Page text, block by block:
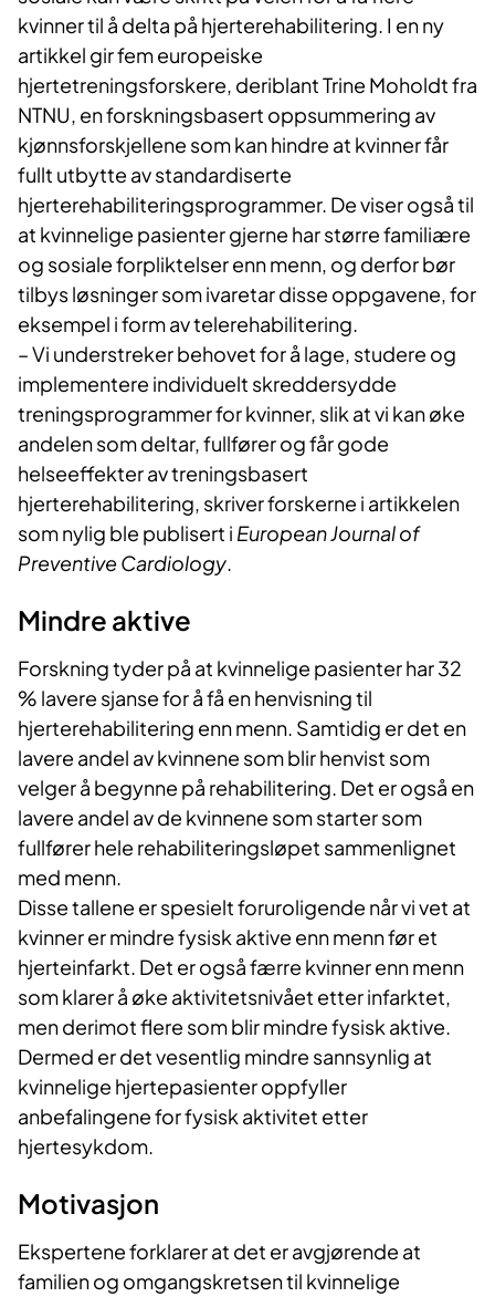
kvinner til å delta på hjerterehabilitering. I en ny
artikkel gir fem europeiske
hjertetreningsforskere, deriblant Trine Moholdt fra
NTNU, en forskningsbasert oppsummering av
kjønnsforskjellene som kan hindre at kvinner får
fullt utbytte av standardiserte
hjerterehabiliteringsprogrammer. De viser også til
at kvinnelige pasienter gjerne har større familiære
og sosiale forpliktelser enn menn, og derfor bør
tilbys løsninger som ivaretar disse oppgavene, for
eksempel i form av telerehabilitering.
– Vi understreker behovet for å lage, studere og
implementere individuelt skreddersydde
treningsprogrammer for kvinner, slik at vi kan øke
andelen som deltar, fullfører og får gode
helseeffekter av treningsbasert
hjerterehabilitering, skriver forskerne i artikkelen
som nylig ble publisert i European Journal of
Preventive Cardiology.
Mindre aktive
Forskning tyder på at kvinnelige pasienter har 32
% lavere sjanse for å få en henvisning til
hjerterehabilitering enn menn. Samtidig er det en
lavere andel av kvinnene som blir henvist som
velger å begynne på rehabilitering. Det er også en
lavere andel av de kvinnene som starter som
fullfører hele rehabiliteringsløpet sammenlignet
med menn.
Disse tallene er spesielt foruroligende når vi vet at
kvinner er mindre fysisk aktive enn menn før et
hjerteinfarkt. Det er også færre kvinner enn menn
som klarer å øke aktivitetsnivået etter infarktet,
men derimot flere som blir mindre fysisk aktive.
Dermed er det vesentlig mindre sannsynlig at
kvinnelige hjertepasienter oppfyller
anbefalingene for fysisk aktivitet etter
hjertesykdom.
Motivasjon
Ekspertene forklarer at det er avgjørende at
familien og omgangskretsen til kvinnelige